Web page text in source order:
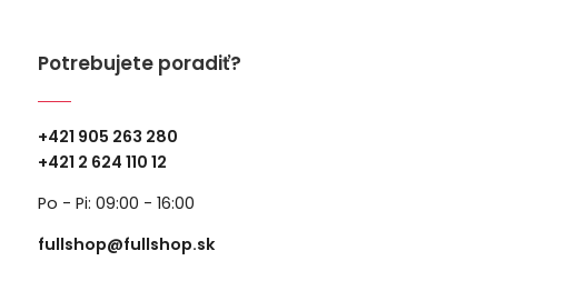
Potrebujete poradiť?
+421 905 263 280
+421 2 624 110 12
Po - Pi: 09:00 - 16:00
fullshop@fullshop.sk